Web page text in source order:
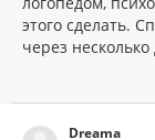
этого сделать.
через
Dreama